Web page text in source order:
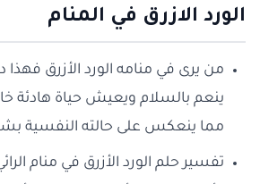
الورد الازرق في المنام
من يرى في منامه الورد الأزرق
ينعم بالسلام ويعيش حياة هادئة
مما ينعكس على حالته النفسية
تفسير حلم الورد الأزرق في منام